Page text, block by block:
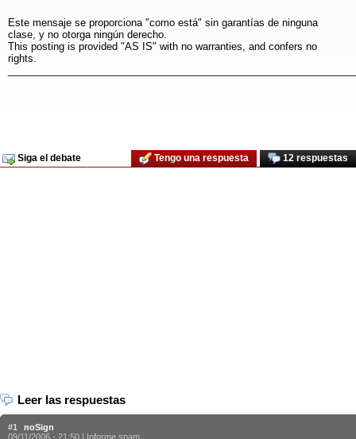
Este mensaje se proporciona "como está" sin garantías de ninguna
clase, y no otorga ningún derecho.
This posting is provided "AS IS" with no warranties, and confers no
rights.
Siga el debate 12 respuestas
Tengo una respuesta
Leer las respuestas
#1
noSign
09/11/2006 - 21:50 | Informe spam